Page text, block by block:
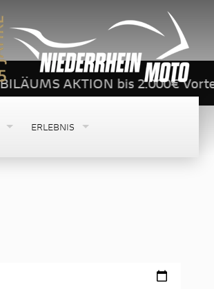
ERLEBNIS
AKTION bis 2.000€ Vorteil!